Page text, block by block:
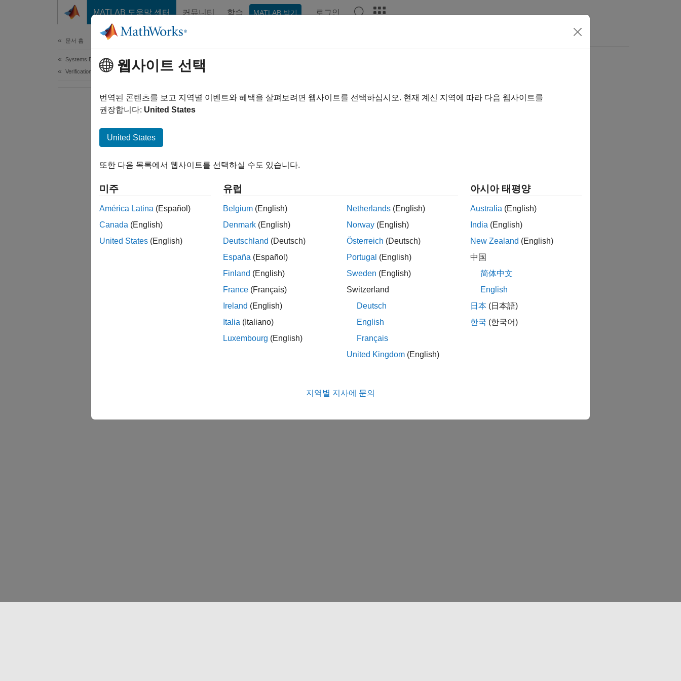
MATLAB 도움말 센터 커뮤니티 학습 MATLAB 받기 로그인
문서 홈
Systems Engineering
Verification, Validation, and Test웹사이트 선택
번역된 콘텐츠를 보고 지역별 이벤트와 혜택을 살펴보려면 웹사이트를 선택하십시오. 현재 계신 지역에 따라 다음 웹사이트를
권장합니다: United States
United States
또한 다음 목록에서 웹사이트를 선택하실 수도 있습니다.
미주
América Latina (Español)
Canada (English)
United States (English)
유럽
Belgium (English)
Denmark (English)
Deutschland (Deutsch)
España (Español)
Finland (English)
France (Français)
Ireland (English)
Italia (Italiano)
Luxembourg (English)
Netherlands (English)
Norway (English)
Österreich (Deutsch)
Portugal (English)
Sweden (English)
Switzerland
Deutsch
English
Français
United Kingdom (English)
아시아 태평양
Australia (English)
India (English)
New Zealand (English)
中国
简体中文
English
日本 (日本語)
한국 (한국어)
지역별 지사에 문의